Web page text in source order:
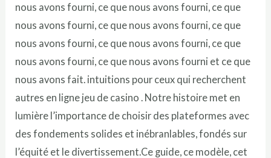
nous avons fourni, ce que nous avons fourni, ce que
nous avons fourni, ce que nous avons fourni, ce que
nous avons fourni, ce que nous avons fourni, ce que
nous avons fourni, ce que nous avons fourni et ce que
nous avons fait. intuitions pour ceux qui recherchent
autres en ligne jeu de casino . Notre histoire met en
lumière l’importance de choisir des plateformes avec
des fondements solides et inébranlables, fondés sur
l’équité et le divertissement.Ce guide, ce modèle, cet